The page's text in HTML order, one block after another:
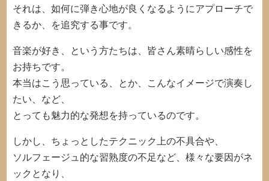
それは、如何に弾き心地が良くなるようにアプローチで
きるか、を追究する事です。
音楽が好き、という方たちは、皆さん素晴らしい感性を
お持ちです。
本当はこう思っている、とか、こんなイメージで演奏し
たい、など、
とっても魅力的な発想を持っているのです。
しかし、ちょっとしたテクニック上の不具合や、
ソルフェージュ的な習熟度の不足など、様々な要因がネ
ックとなり、